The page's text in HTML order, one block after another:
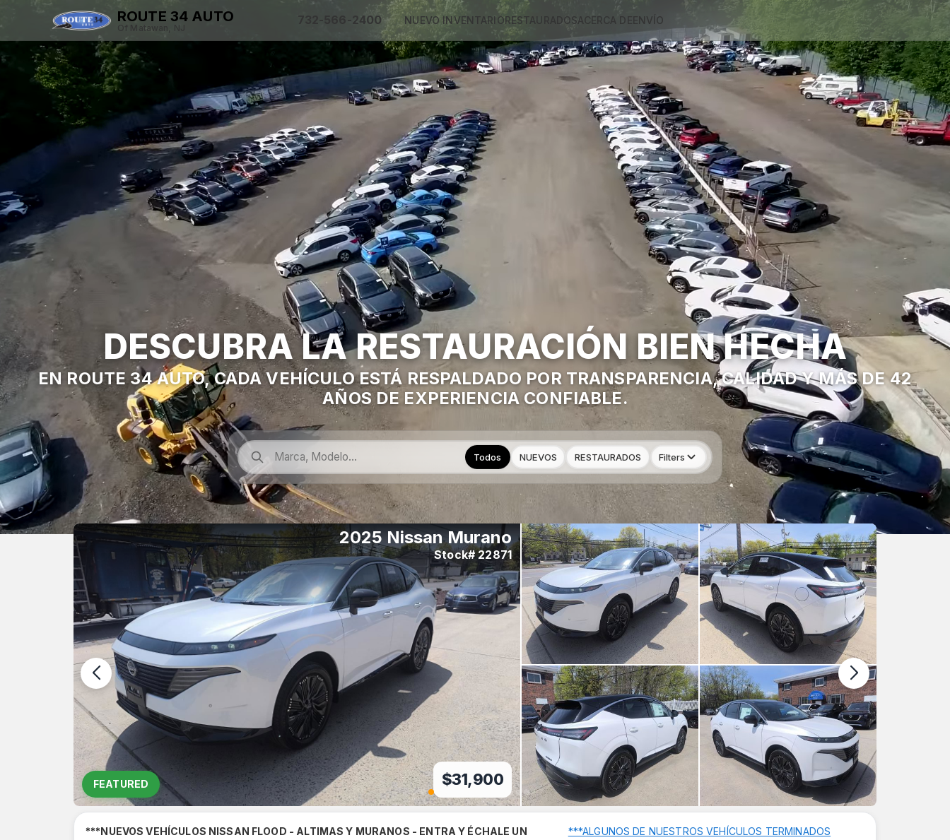
ROUTE 34 AUTO
Of Matawan, NJ
732-566-2400 NUEVO INVENTARIORESTAURADOSACERCA DEENVÍO
DESCUBRA LA RESTAURACIÓN BIEN HECHA
EN ROUTE 34 AUTO, CADA VEHÍCULO ESTÁ RESPALDADO POR TRANSPARENCIA, CALIDAD Y MÁS DE 42
AÑOS DE EXPERIENCIA CONFIABLE.
Todos NUEVOS RESTAURADOS Filters
FEATURED $18,900
2025 Nissan Altima
Stock# 22828
***NUEVOS VEHÍCULOS NISSAN FLOOD - ALTIMAS Y MURANOS - ENTRA Y ÉCHALE UN
***ALGUNOS DE NUESTROS VEHÍCULOS TERMINADOS